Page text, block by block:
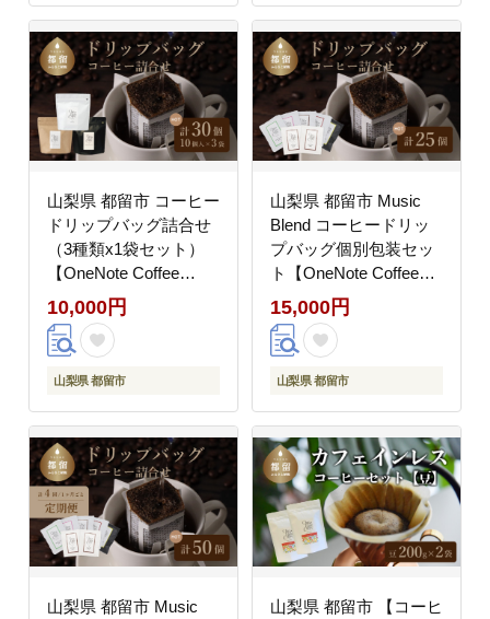
リップパック 詰め合わ
せ チョコレート デザー
ト フレーバー 旅行 キ
ャンプ アウトドア ケー
キ
せ チョコレート デザー
ト フレーバー 旅行 キ
ャンプ アウトドア ケー
キ
山梨県 都留市 コーヒー
ドリップバッグ詰合せ
（3種類x1袋セット）
【OneNote Coffee
Roaster】｜煎りたて
コーヒー アイスコーヒ
ー 直送 プレゼント 贈
珈琲 ドリップバッグ ド
リップパック 詰め合わ
せ チョコレート デザー
ト フレーバー 旅行 キ
ャンプ アウトドア ケー
キ
10,000円
山梨県 都留市
山梨県 都留市 Music
Blend コーヒードリッ
プバッグ個別包装セッ
ト【OneNote Coffee
Roaster】｜煎りたて
コーヒー 個包装 直送
プレゼント 贈答 珈琲豆
ャルティー ドリップバ
ッグ ドリップパック 詰
め合わせ チョコレート
デザート フレーバー 旅
行 キャンプ アウトドア
ケーキ
15,000円
山梨県 都留市
山梨県 都留市 Music
山梨県 都留市 【コーヒ